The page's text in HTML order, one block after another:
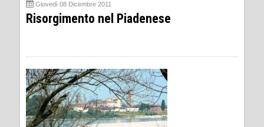
Giovedì 08 Dicembre 2011
Risorgimento nel Piadenese